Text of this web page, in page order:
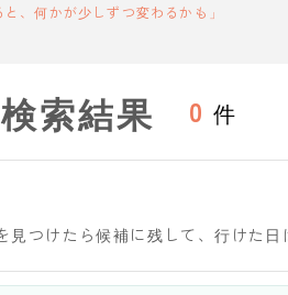
と、何かが少しずつ変わるかも」
索結果 0 件
つけたら候補に残して、行けた日